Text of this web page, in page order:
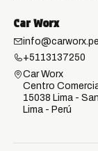
Car Worx
info@carworx.pe
+5113137250
Car Worx
Centro
15038 Lima -
Lima - Perú